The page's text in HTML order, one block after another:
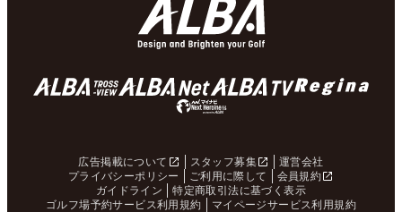
広告掲載について スタッフ募集
運営会社
プライバシーポリシー
ご利用に際して
会員規約
ガイドライン
特定商取引法に基づく表示
ゴルフ場予約サービス利用規約
マイページサービス利用規約